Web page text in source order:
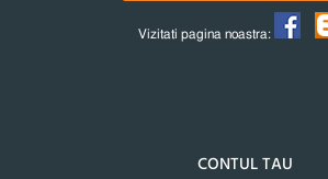
Vizitati pagina noastra:
CONTUL TAU